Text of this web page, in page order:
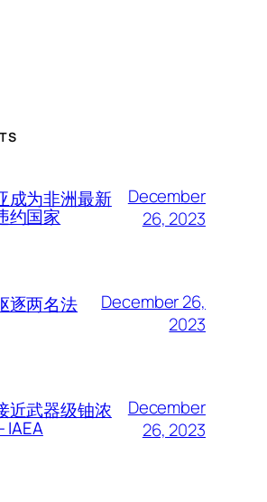
成为非洲最新
约国家
December
26, 2023
逐两名法
December 26,
2023
近武器级铀浓
IAEA
December
26, 2023